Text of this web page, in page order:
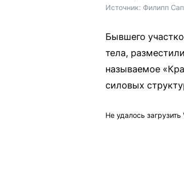
Источник: Филипп
Бывшего
тела,
называемое
силовых
Не удалось загрузить